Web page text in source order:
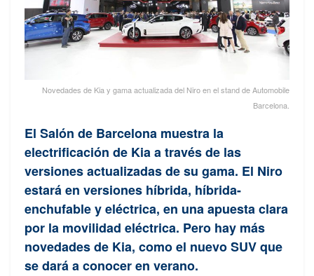
Novedades de Kia y gama actualizada del Niro en el stand de Automobile
Barcelona.
El Salón de Barcelona muestra la
electrificación de Kia a través de las
versiones actualizadas de su gama. El Niro
estará en versiones híbrida, híbrida-
enchufable y eléctrica, en una apuesta clara
por la movilidad eléctrica. Pero hay más
novedades de Kia, como el nuevo SUV que
se dará a conocer en verano.